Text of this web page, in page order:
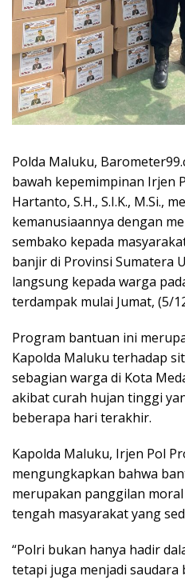
Polda Maluku,
bawah kepemimpinan Irjen
Hartanto, S.H., S.I.K., M.Si.,
kemanusiaannya dengan
sembako kepada
banjir di Provinsi Sumatera
langsung kepada warga
terdampak mulai Jumat, (5/
Program bantuan ini
Kapolda Maluku terhadap
sebagian warga di Kota
akibat curah hujan tinggi
beberapa hari terakhir.
Kapolda Maluku, Irjen Pol
mengungkapkan bahwa
merupakan panggilan
tengah masyarakat yang
“Polri bukan hanya hadir
tetapi juga menjadi saudara